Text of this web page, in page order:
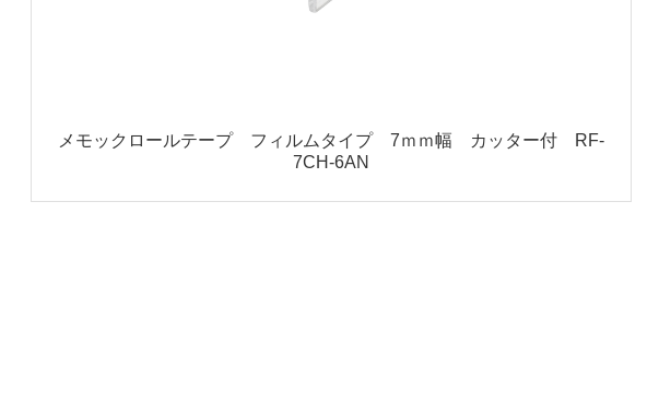
メモックロールテープ フィルムタイプ 7ｍｍ幅 カッター付 RF-
7CH-6AN